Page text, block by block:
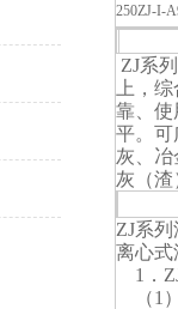
250ZJ-I-
ZJ系
上，
靠、使
平。可
灰、
灰（渣
ZJ系
离心式
1．
（1